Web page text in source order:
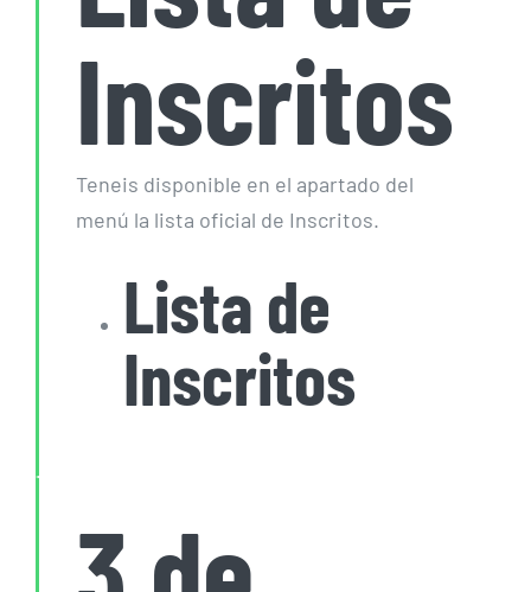
Inscritos
Teneis disponible en el apartado del
menú la lista oficial de Inscritos.
Lista de
Inscritos